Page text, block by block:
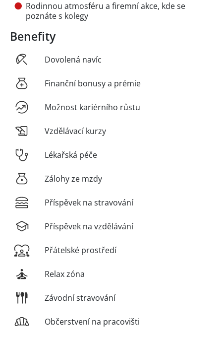
Rodinnou atmosféru a firemní akce, kde se
poznáte s kolegy
Benefity
Dovolená navíc
Finanční bonusy a prémie
Možnost kariérního růstu
Vzdělávací kurzy
Lékařská péče
Zálohy ze mzdy
Příspěvek na stravování
Příspěvek na vzdělávání
Přátelské prostředí
Relax zóna
Závodní stravování
Občerstvení na pracovišti